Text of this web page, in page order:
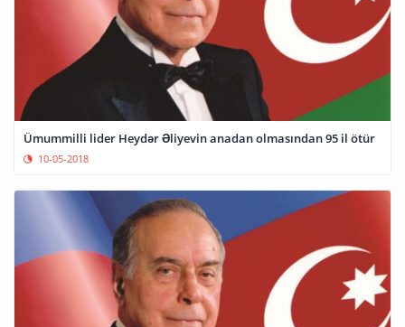
Ümummilli lider Heydər Əliyevin anadan olmasından 95 il ötür
10-05-2018